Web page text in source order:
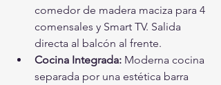
comedor de madera maciza para 4
comensales y Smart TV. Salida
directa al balcón al frente.
Cocina Integrada: Moderna cocina
separada por una estética barra